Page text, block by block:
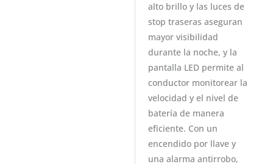
alto brillo y las luces de
stop traseras aseguran
mayor visibilidad
durante la noche, y la
pantalla LED permite al
conductor monitorear la
velocidad y el nivel de
batería de manera
eficiente. Con un
encendido por llave y
una alarma antirrobo,